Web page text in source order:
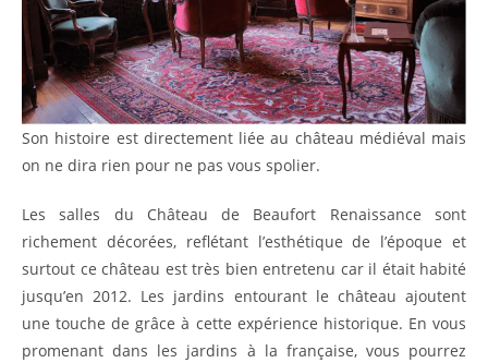
Son histoire est directement liée au château médiéval mais
on ne dira rien pour ne pas vous spolier.
Les salles du Château de Beaufort Renaissance sont
richement décorées, reflétant l’esthétique de l’époque et
surtout ce château est très bien entretenu car il était habité
jusqu’en 2012. Les jardins entourant le château ajoutent
une touche de grâce à cette expérience historique. En vous
promenant dans les jardins à la française, vous pourrez